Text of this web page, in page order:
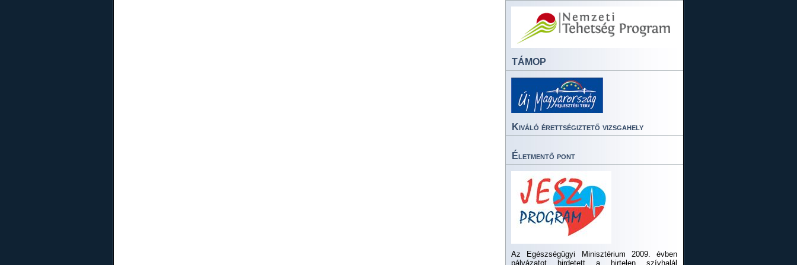
TÁMOP
Kiváló érettségiztető vizsgahely
Életmentő pont
Az Egészségügyi Minisztérium 2009. évben
pályázatot hirdetett a hirtelen szívhalál